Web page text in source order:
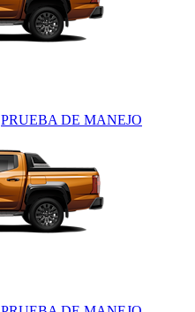
PRUEBA DE MANEJO